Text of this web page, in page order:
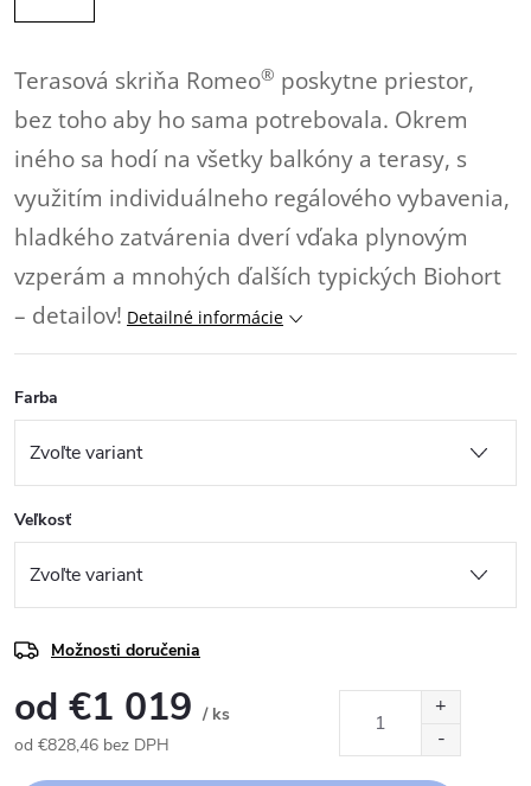
Terasová skriňa Romeo® poskytne priestor,
bez toho aby ho sama potrebovala. Okrem
iného sa hodí na všetky balkóny a terasy, s
využitím individuálneho regálového vybavenia,
hladkého zatvárenia dverí vďaka plynovým
vzperám a mnohých ďalších typických Biohort
– detailov! Detailné informácie
Farba
Veľkosť
Možnosti doručenia
od €1 019 / ks
od €828,46 bez DPH